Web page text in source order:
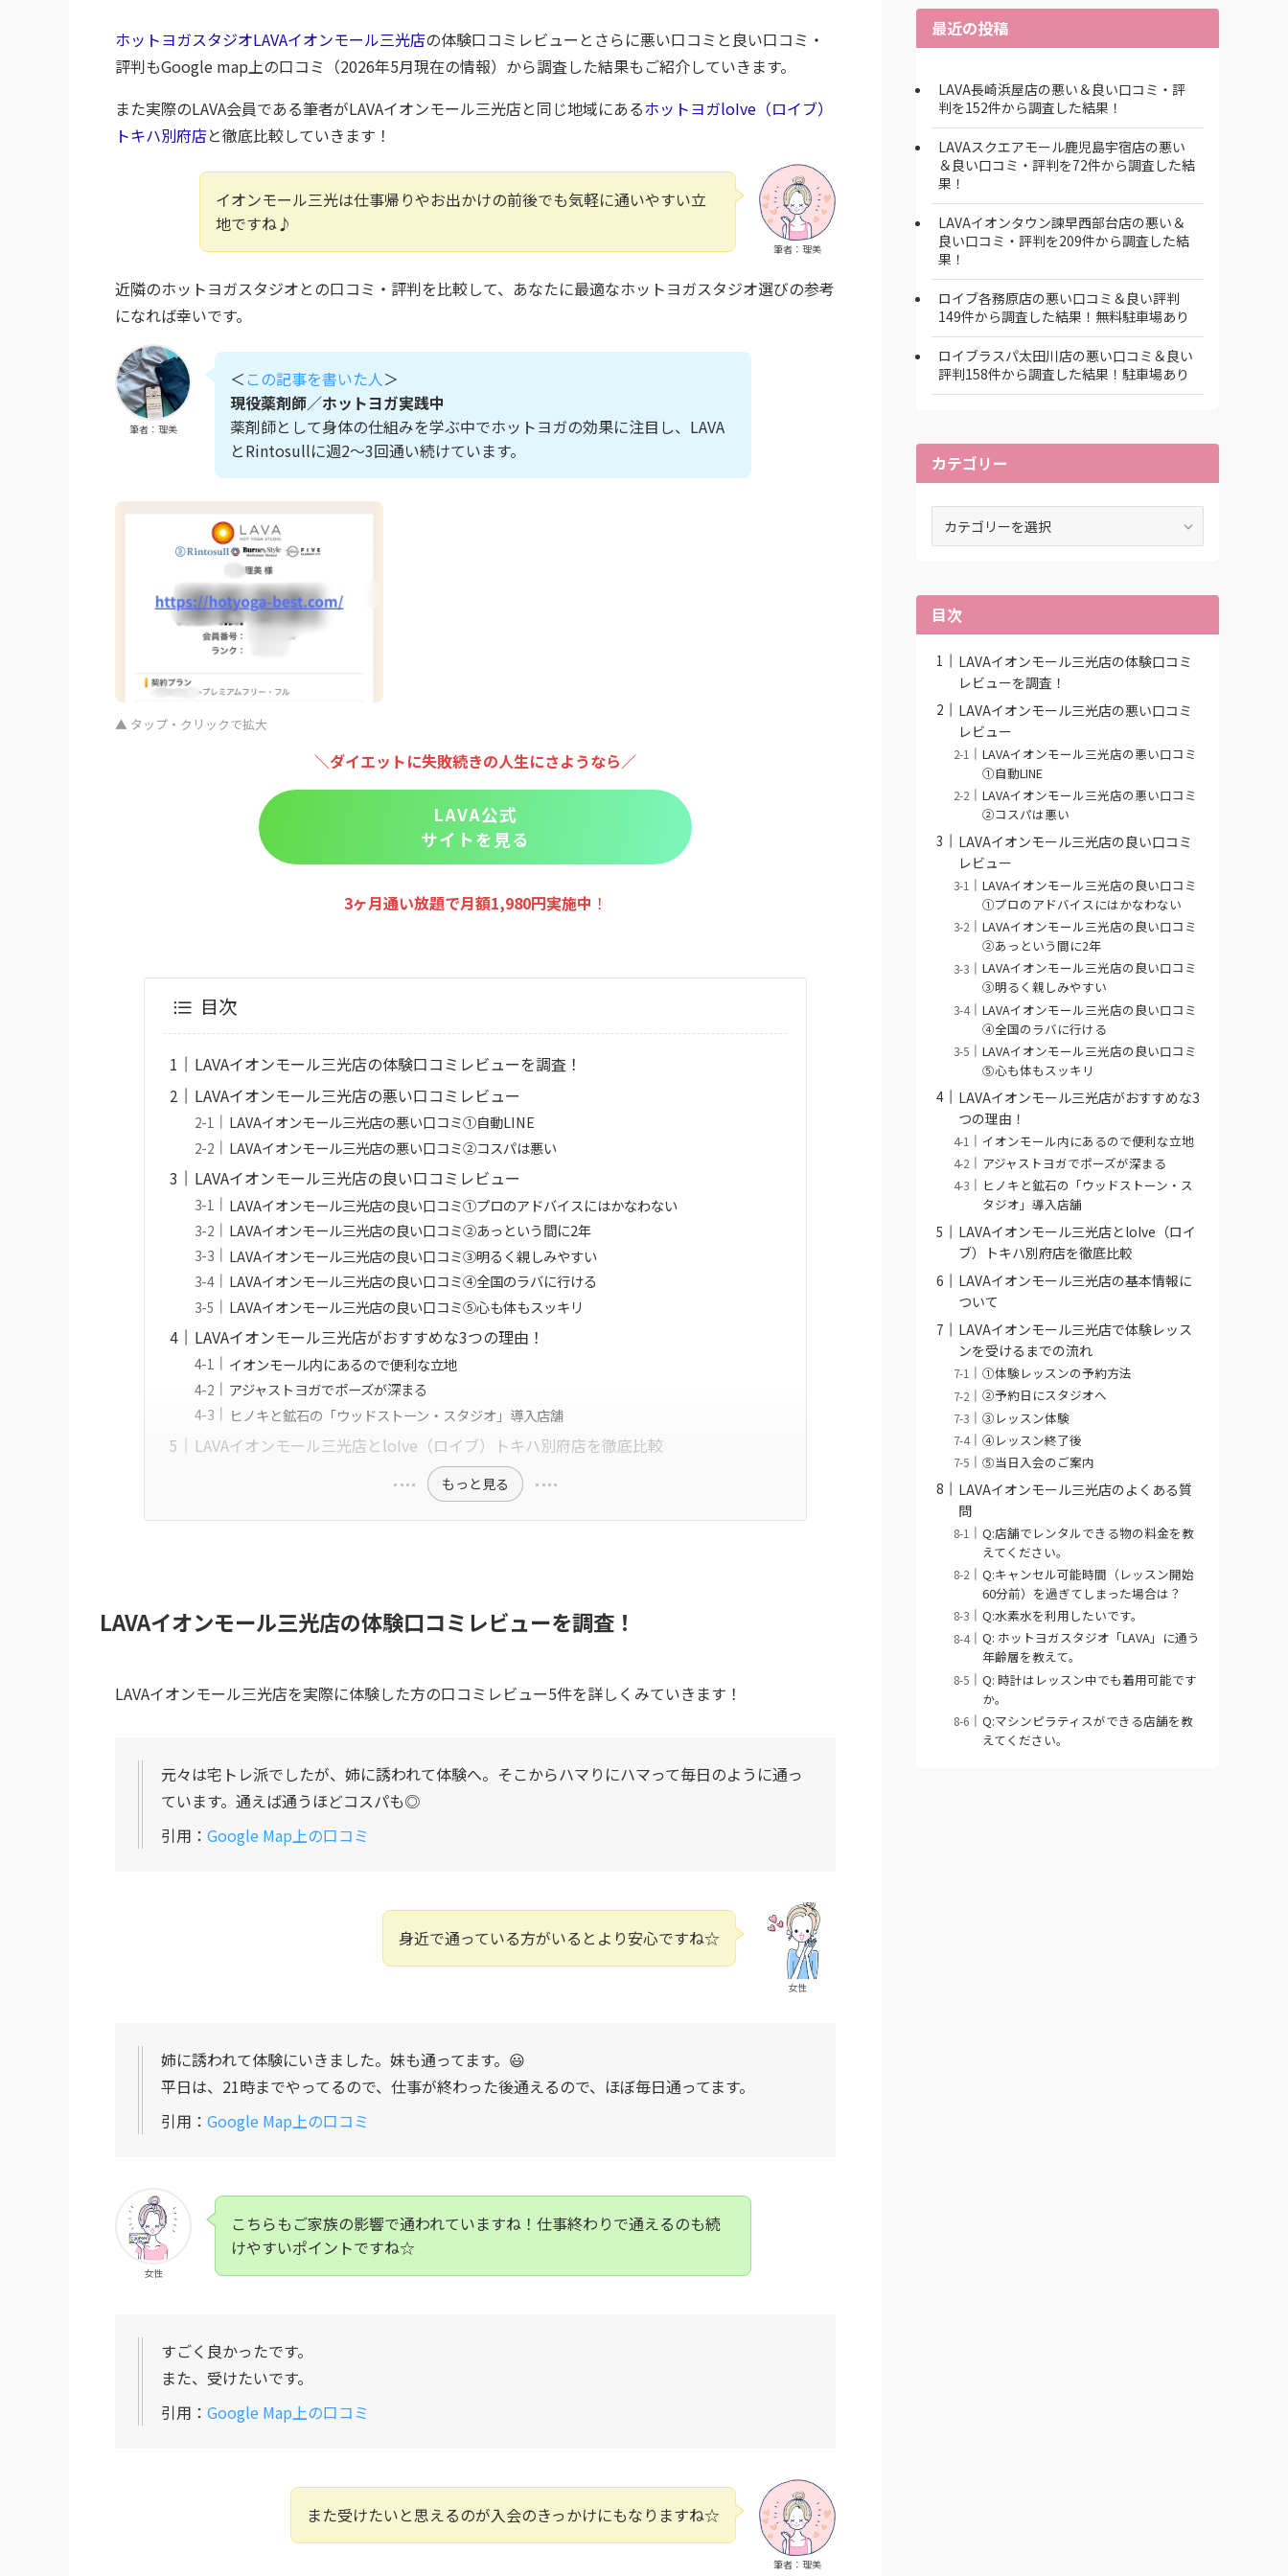
ホットヨガスタジオLAVAイオンモール三光店の体験口コミレビューとさらに悪い口コミと良い口コミ・
評判もGoogle map上の口コミ（2026年5月現在の情報）から調査した結果もご紹介していきます。
また実際のLAVA会員である筆者がLAVAイオンモール三光店と同じ地域にあるホットヨガloIve（ロイブ）
トキハ別府店と徹底比較していきます！
筆者：理美
イオンモール三光は仕事帰りやお出かけの前後でも気軽に通いやすい立
地ですね♪
近隣のホットヨガスタジオとの口コミ・評判を比較して、あなたに最適なホットヨガスタジオ選びの参考
になれば幸いです。
筆者：理美
＜ この記事を書いた人＞
現役薬剤師／ホットヨガ実践中
薬剤師として身体の仕組みを学ぶ中でホットヨガの効果に注目し、LAVA
とRintosullに週2〜3回通い続けています。
▲ タップ・クリックで拡大
＼ダイエットに失敗続きの人生にさようなら／
LAVA公式
サイトを見る
3ヶ月通い放題で月額1,980円実施中 ！
目次
LAVAイオンモール三光店の体験口コミレビューを調査！
LAVAイオンモール三光店の悪い口コミレビュー
LAVAイオンモール三光店の悪い口コミ①自動LINE
LAVAイオンモール三光店の悪い口コミ②コスパは悪い
LAVAイオンモール三光店の良い口コミレビュー
LAVAイオンモール三光店の良い口コミ①プロのアドバイスにはかなわない
LAVAイオンモール三光店の良い口コミ②あっという間に2年
LAVAイオンモール三光店の良い口コミ③明るく親しみやすい
LAVAイオンモール三光店の良い口コミ④全国のラバに行ける
LAVAイオンモール三光店の良い口コミ⑤心も体もスッキリ
LAVAイオンモール三光店がおすすめな3つの理由！
イオンモール内にあるので便利な立地
アジャストヨガでポーズが深まる
ヒノキと鉱石の「ウッドストーン・スタジオ」導入店舗
LAVAイオンモール三光店とloIve（ロイブ）トキハ別府店を徹底比較
もっと見る
LAVAイオンモール三光店の体験口コミレビューを調査！
LAVAイオンモール三光店を実際に体験した方の口コミレビュー5件を詳しくみていきます！
元々は宅トレ派でしたが、姉に誘われて体験へ。そこからハマりにハマって毎日のように通っ
ています。通えば通うほどコスパも◎
引用： Google Map上の口コミ
女性
身近で通っている方がいるとより安心ですね☆
姉に誘われて体験にいきました。妹も通ってます。😃
平日は、21時までやってるので、仕事が終わった後通えるので、ほぼ毎日通ってます。
引用： Google Map上の口コミ
女性
こちらもご家族の影響で通われていますね！仕事終わりで通えるのも続
けやすいポイントですね☆
すごく良かったです。
また、受けたいです。
引用： Google Map上の口コミ
筆者：理美
また受けたいと思えるのが入会のきっかけにもなりますね☆
最近の投稿
LAVA長崎浜屋店の悪い＆良い口コミ・評
判を152件から調査した結果！
LAVAスクエアモール鹿児島宇宿店の悪い
＆良い口コミ・評判を72件から調査した結
果！
LAVAイオンタウン諫早西部台店の悪い＆
良い口コミ・評判を209件から調査した結
果！
ロイブ各務原店の悪い口コミ＆良い評判
149件から調査した結果！無料駐車場あり
ロイブラスパ太田川店の悪い口コミ＆良い
評判158件から調査した結果！駐車場あり
カテゴリー
ー
目次
LAVAイオンモール三光店の体験口コミ
レビューを調査！
LAVAイオンモール三光店の悪い口コミ
レビュー
LAVAイオンモール三光店の悪い口コミ
①自動LINE
LAVAイオンモール三光店の悪い口コミ
②コスパは悪い
LAVAイオンモール三光店の良い口コミ
レビュー
LAVAイオンモール三光店の良い口コミ
①プロのアドバイスにはかなわない
LAVAイオンモール三光店の良い口コミ
②あっという間に2年
LAVAイオンモール三光店の良い口コミ
③明るく親しみやすい
LAVAイオンモール三光店の良い口コミ
④全国のラバに行ける
LAVAイオンモール三光店の良い口コミ
⑤心も体もスッキリ
LAVAイオンモール三光店がおすすめな3
つの理由！
イオンモール内にあるので便利な立地
アジャストヨガでポーズが深まる
ヒノキと鉱石の「ウッドストーン・ス
タジオ」導入店舗
LAVAイオンモール三光店とloIve（ロイ
ブ）トキハ別府店を徹底比較
LAVAイオンモール三光店の基本情報に
ついて
LAVAイオンモール三光店で体験レッス
ンを受けるまでの流れ
①体験レッスンの予約方法
②予約日にスタジオへ
③レッスン体験
④レッスン終了後
⑤当日入会のご案内
LAVAイオンモール三光店のよくある質
問
Q:店舗でレンタルできる物の料金を教
えてください。
Q:キャンセル可能時間（レッスン開始
60分前）を過ぎてしまった場合は？
Q:水素水を利用したいです。
Q: ホットヨガスタジオ「LAVA」に通う
年齢層を教えて。
Q: 時計はレッスン中でも着用可能です
か。
Q:マシンピラティスができる店舗を教
えてください。